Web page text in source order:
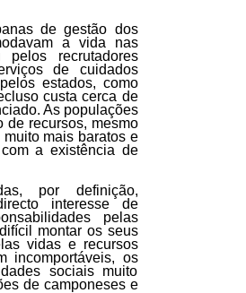
de gestão dos
a vida nas
recrutadores
de cuidados
estados, como
custa cerca de
As populações
de recursos, mesmo
mais baratos e
a existência de
por definição,
interesse de
pelas
montar os seus
vidas e recursos
incomportáveis, os
sociais muito
de camponeses e